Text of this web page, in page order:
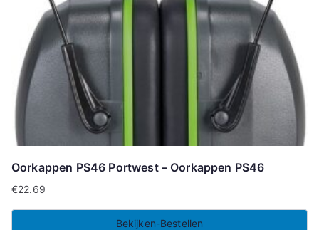
Oorkappen PS46 Portwest – Oorkappen PS46
€22.69
Bekijken-Bestellen